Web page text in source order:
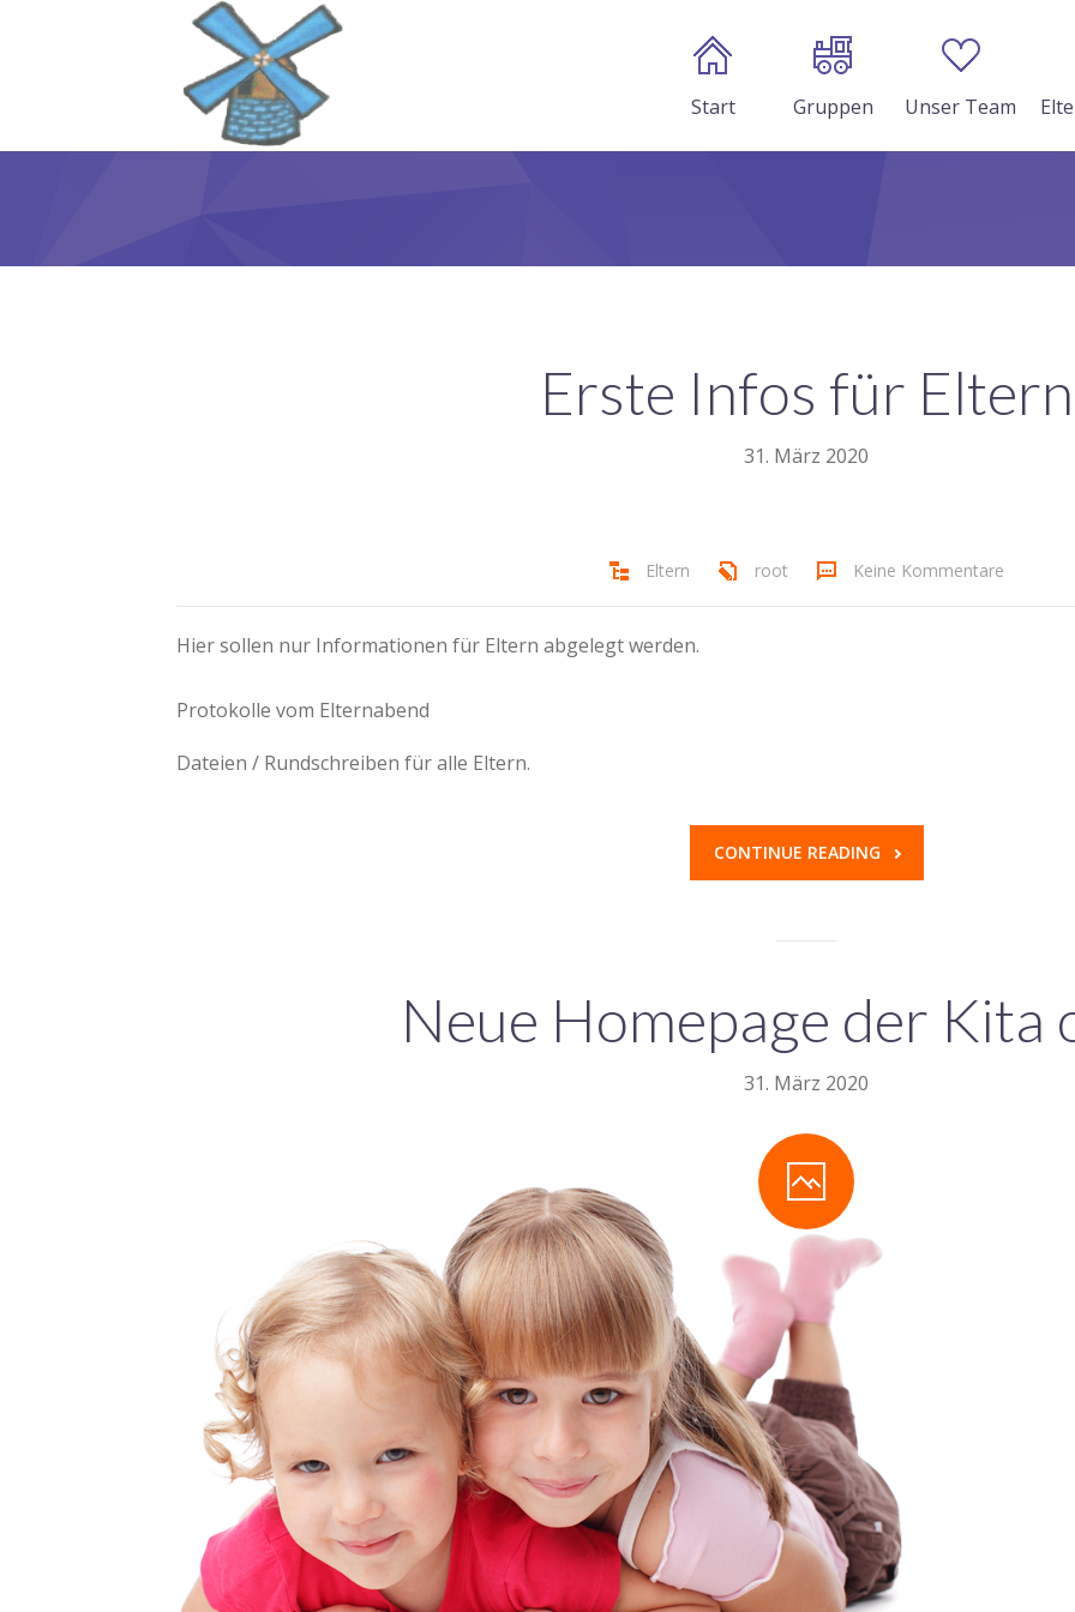
Start Gruppen Unser Team
Erste Infos für Eltern
31. März 2020
Eltern root Keine Kommentare
Hier sollen nur Informationen für Eltern abgelegt werden.
Protokolle vom Elternabend
Dateien / Rundschreiben für alle Eltern.
CONTINUE READING
Neue Homepage der Kita
31. März 2020